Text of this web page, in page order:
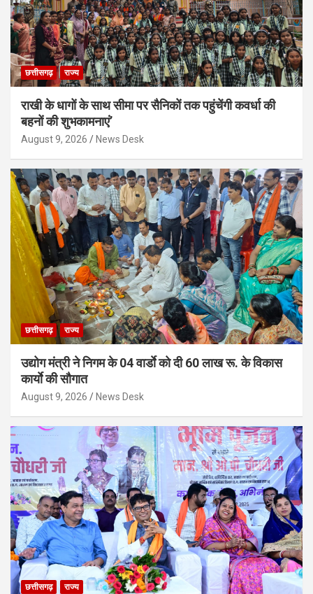
छत्तीसगढ़ राज्य
राखी के धागों के साथ सीमा पर सैनिकों तक पहुंचेंगी कवर्धा की
बहनों की शुभकामनाएं’
August 9, 2026 News Desk
छत्तीसगढ़ राज्य
उद्योग मंत्री ने निगम के 04 वार्डाे को दी 60 लाख रू. के विकास
कार्याे की सौगात
August 9, 2026 News Desk
छत्तीसगढ़ राज्य